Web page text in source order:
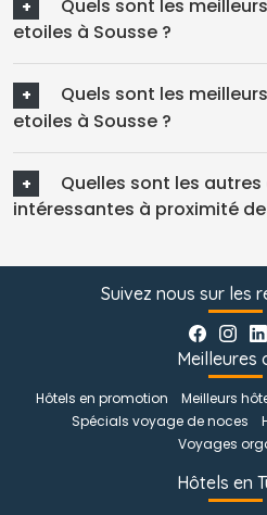
Quels sont les
etoiles à Sousse ?
Quels sont les
etoiles à Sousse ?
Quelles sont les
intéressantes à proximité de
Suivez nous sur les
Meilleures
Hôtels en promotion Meilleurs
Spécials voyage de noces
Voyages
Hôtels en